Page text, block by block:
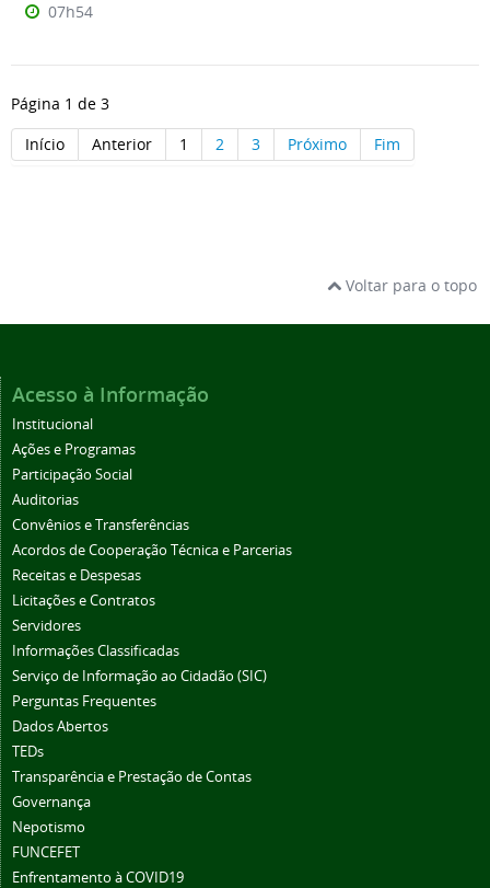
07h54
Página 1 de 3
Início
Anterior 1 2 3 Próximo Fim
Voltar para o topo
Acesso à Informação
Institucional
Ações e Programas
Participação Social
Auditorias
Convênios e Transferências
Acordos de Cooperação Técnica e Parcerias
Receitas e Despesas
Licitações e Contratos
Servidores
Informações Classificadas
Serviço de Informação ao Cidadão (SIC)
Perguntas Frequentes
Dados Abertos
TEDs
Transparência e Prestação de Contas
Governança
Nepotismo
FUNCEFET
Enfrentamento à COVID19